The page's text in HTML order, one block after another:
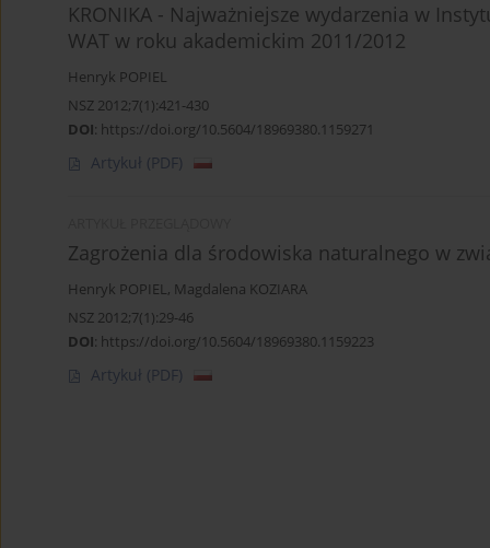
KRONIKA - Najważniejsze wydarzenia w
WAT w roku akademickim 2011/2012
Henryk POPIEL
NSZ 2012;7(1):421-430
DOI: https://doi.org/10.5604/18969380.1159271
Artykuł (PDF)
Zagrożenia dla środowiska naturalnego w
Henryk POPIEL, Magdalena KOZIARA
NSZ 2012;7(1):29-46
DOI: https://doi.org/10.5604/18969380.1159223
Artykuł (PDF)